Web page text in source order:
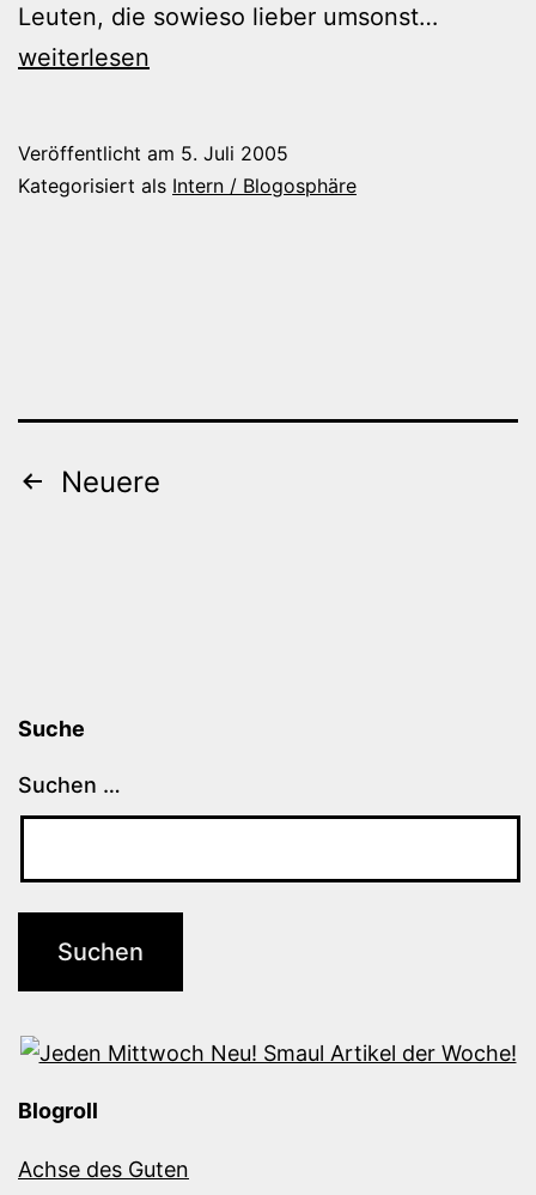
Leuten, die sowieso lieber umsonst…
weiterlesen
Veröffentlicht am 5. Juli 2005
Kategorisiert als Intern / Blogosphäre
Beitragsnavigation
Neuere
Suche
Suchen …
Blogroll
Achse des Guten